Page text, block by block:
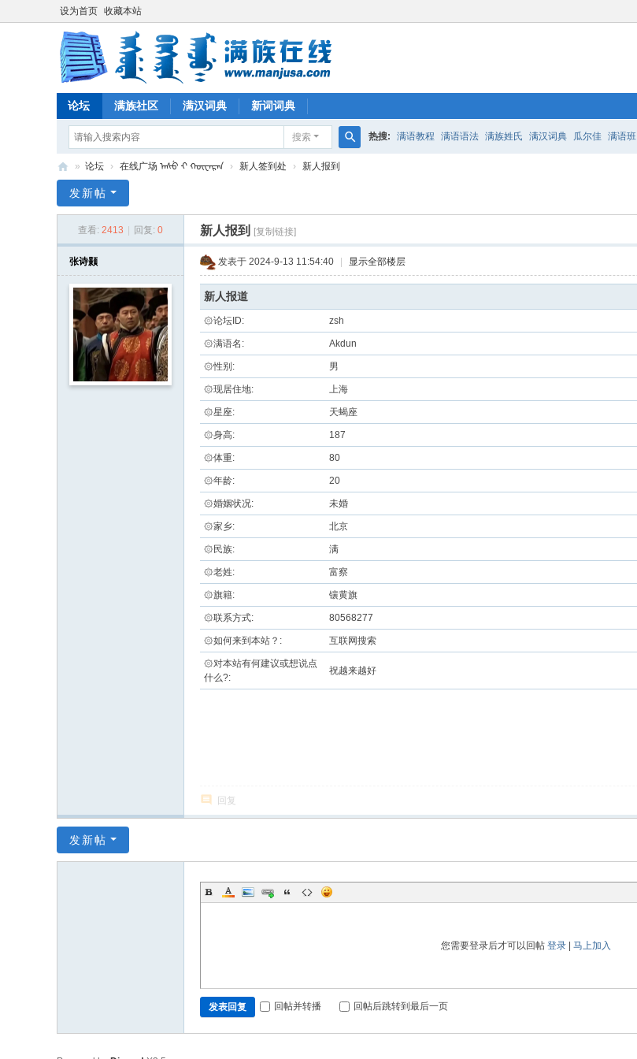
设为首页 收藏本站
论坛 满族社区 满汉词典 新词词典
搜索 热搜: 满语教程 满语语法 满族姓氏 满汉词典 瓜尔佳 满语班
族
» 论坛 › 在线广场 ᠠᠰᡠ ᠊ᡳ ᡴᡡᠸᠠᡵᠠᠨ › 新人签到处 › 新人报到
发新帖
查看: 2413 回复: 0 新人报到 [复制链接]
张诗颢 发表于 2024-9-13 11:54:40 显示全部楼层
新人报道
۞论坛ID: zsh
۞满语名: Akdun
۞性别: 男
۞现居住地: 上海
۞星座: 天蝎座
۞身高: 187
۞体重: 80
۞年龄: 20
۞婚姻状况: 未婚
۞家乡: 北京
۞民族: 满
۞老姓: 富察
۞旗籍: 镶黄旗
۞联系方式: 80568277
۞如何来到本站？: 互联网搜索
۞对本站有何建议或想说点
什么?:
祝越来越好
回复
发新帖
您需要登录后才可以回帖 登录| 马上加入
发表回复 回帖并转播 回帖后跳转到最后一页